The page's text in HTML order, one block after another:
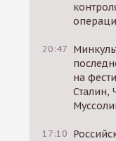
20:47
на
Сталин,
17:10